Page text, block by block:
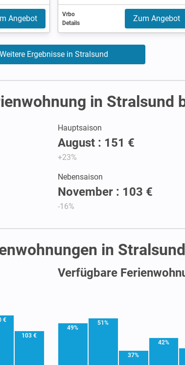
Angebot
Vrbo
Details
Zum Angebot
Weitere Ergebnisse in Stralsund
in Stralsund
Hauptsaison
August : 151 €
+23%
Nebensaison
November : 103 €
-16%
in Stralsund
€
103 €
Verfügbare
49%
51%
37%
42%